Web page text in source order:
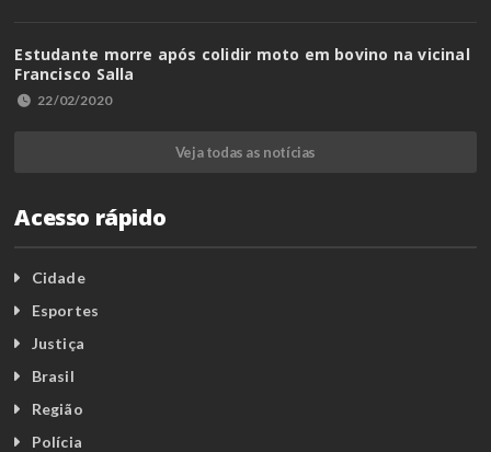
Estudante morre após colidir moto em bovino na vicinal
Francisco Salla
22/02/2020
Veja todas as notícias
Acesso rápido
Cidade
Esportes
Justiça
Brasil
Região
Polícia